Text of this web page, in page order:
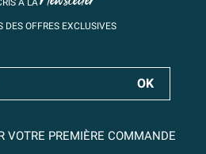
À LA
DES OFFRES EXCLUSIVES
VOTRE PREMIÈRE COMMANDE